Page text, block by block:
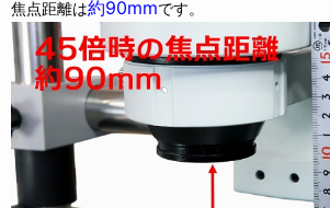
焦点距離は約90mmです。